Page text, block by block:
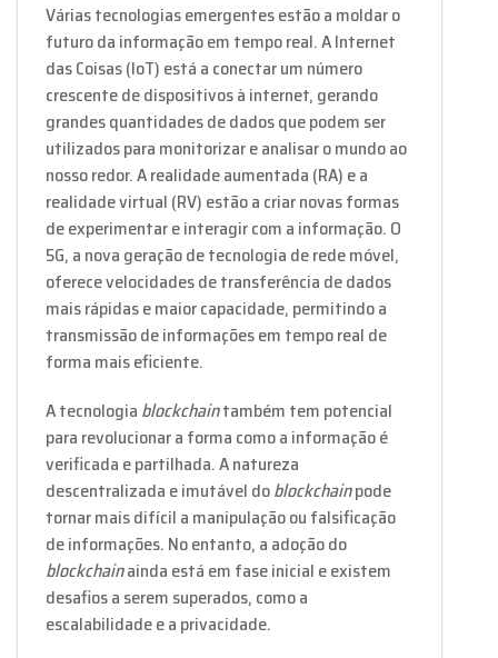
Várias tecnologias emergentes estão a moldar o
futuro da informação em tempo real. A Internet
das Coisas (IoT) está a conectar um número
crescente de dispositivos à internet, gerando
grandes quantidades de dados que podem ser
utilizados para monitorizar e analisar o mundo ao
nosso redor. A realidade aumentada (RA) e a
realidade virtual (RV) estão a criar novas formas
de experimentar e interagir com a informação. O
5G, a nova geração de tecnologia de rede móvel,
oferece velocidades de transferência de dados
mais rápidas e maior capacidade, permitindo a
transmissão de informações em tempo real de
forma mais eficiente.
A tecnologia blockchaintambém tem potencial
para revolucionar a forma como a informação é
verificada e partilhada. A natureza
descentralizada e imutável doblockchainpode
tornar mais difícil a manipulação ou falsificação
de informações. No entanto, a adoção do
blockchainainda está em fase inicial e existem
desafios a serem superados, como a
escalabilidade e a privacidade.